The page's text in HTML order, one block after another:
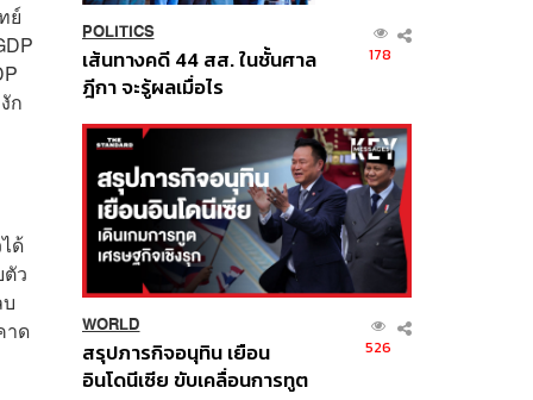
ย์
ก
ด้
ว
าด
POLITICS
เส้นทางคดี 44 สส. ในชั้นศาล
ฎีกา จะรู้ผลเมื่อไร
178
WORLD
สรุปภารกิจอนุทิน เยือน
อินโดนีเซีย ขับเคลื่อนการทูต
526